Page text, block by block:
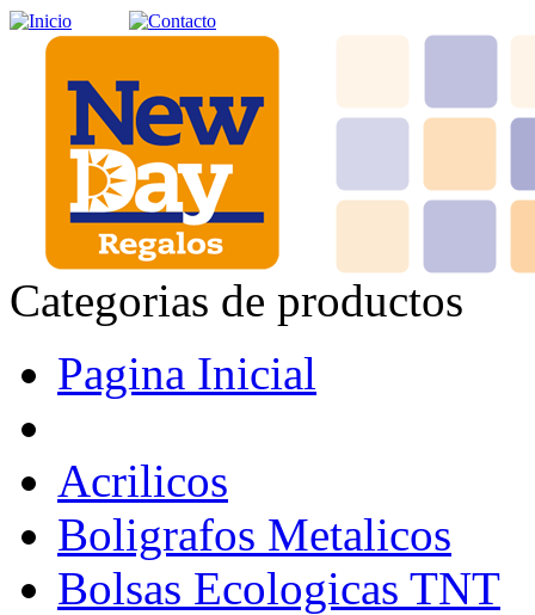
Categorias de productos
Pagina Inicial
Acrilicos
Boligrafos Metalicos
Bolsas Ecologicas TNT